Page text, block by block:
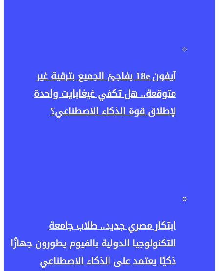
آيفون 18e يفاجئ الجميع بترقية غير
متوقعة.. هل تكفي غيغابايت واحدة
لإطلاق قوة الذكاء الاصطناعي؟
ابتكار مصري جديد.. طلاب جامعة
التكنولوجيا الدولية بالفيوم يطورون جهازًا
ذكيًا يعتمد على الذكاء الاصطناعي